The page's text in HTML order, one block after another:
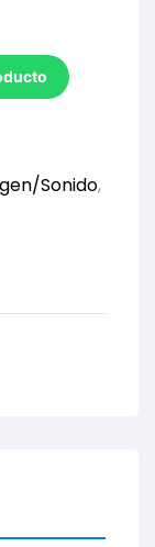
Sonido,